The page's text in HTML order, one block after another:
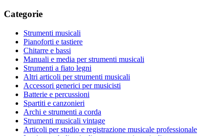
Categorie
Strumenti musicali
Pianoforti e tastiere
Chitarre e bassi
Manuali e media per strumenti musicali
Strumenti a fiato legni
Altri articoli per strumenti musicali
Accessori generici per musicisti
Batterie e percussioni
Spartiti e canzonieri
Archi e strumenti a corda
Strumenti musicali vintage
Articoli per studio e registrazione musicale professionale